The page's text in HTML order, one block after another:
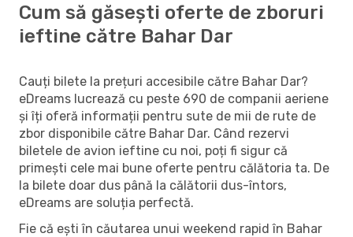
Cum să găsești oferte de zboruri
ieftine către Bahar Dar
Cauți bilete la prețuri accesibile către Bahar Dar?
eDreams lucrează cu peste 690 de companii aeriene
și îți oferă informații pentru sute de mii de rute de
zbor disponibile către Bahar Dar. Când rezervi
biletele de avion ieftine cu noi, poți fi sigur că
primești cele mai bune oferte pentru călătoria ta. De
la bilete doar dus până la călătorii dus-întors,
eDreams are soluția perfectă.
Fie că ești în căutarea unui weekend rapid în Bahar